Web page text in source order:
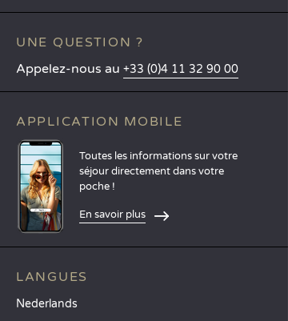
UNE QUESTION ?
Appelez-nous au +33 (0)4 11 32 90 00
APPLICATION MOBILE
Toutes les informations sur votre
séjour directement dans votre
poche !
En savoir plus
LANGUES
Nederlands